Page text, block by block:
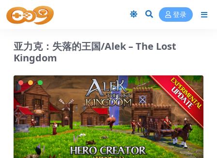
登录
亚力克：失落的王国/Alek – The Lost
Kingdom